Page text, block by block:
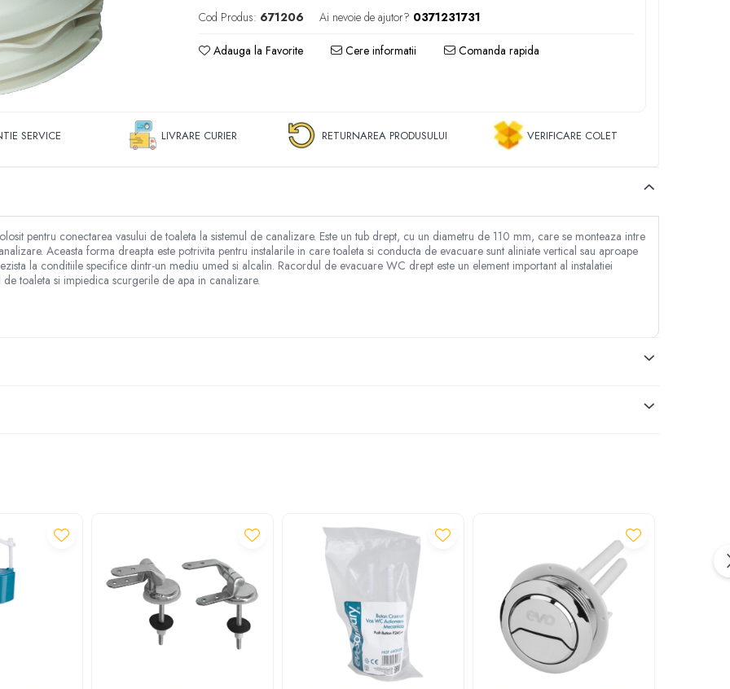
Cod Produs: 671206 Ai nevoie de ajutor? 0371231731
Adauga la Favorite Cere informatii Comanda rapida
SERVICE LIVRARE CURIER RETURNAREA PRODUSULUI VERIFICARE COLET
pentru conectarea vasului de toaleta la sistemul de canalizare. Este un tub drept, cu un diametru de 110 mm, care se monteaza intre
Aceasta forma dreapta este potrivita pentru instalarile in care toaleta si conducta de evacuare sunt aliniate vertical sau aproape
la conditiile specifice dintr-un mediu umed si alcalin. Racordul de evacuare WC drept este un element important al instalatiei
toaleta si impiedica scurgerile de apa in canalizare.